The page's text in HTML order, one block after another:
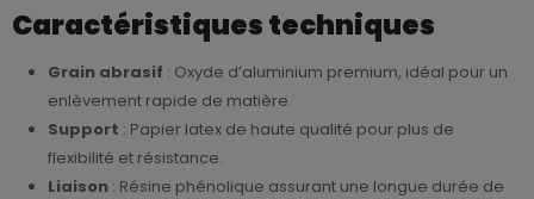
Caractéristiques techniques
Grain abrasif : Oxyde d’aluminium premium, idéal pour un
enlèvement rapide de matière.
Support : Papier latex de haute qualité pour plus de
flexibilité et résistance.
Liaison : Résine phénolique assurant une longue durée de